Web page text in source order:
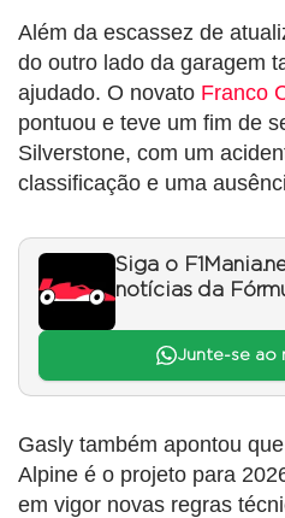
Além da escassez de
do outro lado da garagem
ajudado. O novato Franco
pontuou e teve um fim de
Silverstone, com um
classificação e uma
Siga o
notícias da
Junte-se ao
Gasly também apontou
Alpine é o projeto para
em vigor novas regras